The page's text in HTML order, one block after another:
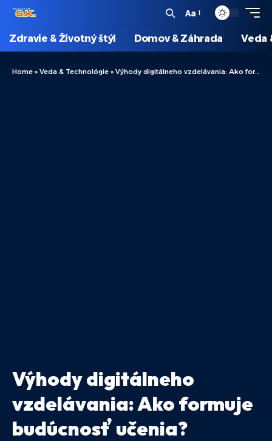
Aa
Zdravie & Životný štýl Domov & Záhrada Veda
Home » Veda & Technológie » Výhody digitálneho vzdelávania: Ako formuje budúcnosť učenia?
Výhody digitálneho
vzdelávania: Ako formuje
budúcnosť učenia?